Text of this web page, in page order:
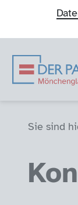
Der
Sie sind